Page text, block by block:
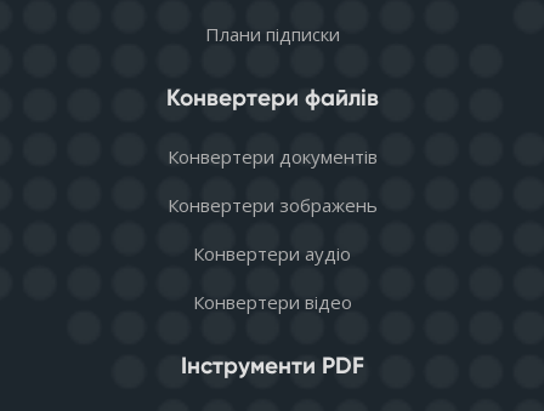
Плани підписки
Конвертери файлів
Конвертери документів
Конвертери зображень
Конвертери аудіо
Конвертери відео
Інструменти PDF